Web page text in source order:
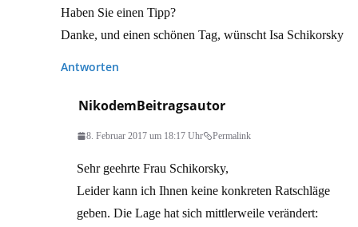
Haben Sie einen Tipp?
Danke, und einen schönen Tag, wünscht Isa Schikorsky
Antworten
NikodemBeitragsautor
8. Februar 2017 um 18:17 Uhr Permalink
Sehr geehrte Frau Schikorsky,
Leider kann ich Ihnen keine konkreten Ratschläge
geben. Die Lage hat sich mittlerweile verändert: